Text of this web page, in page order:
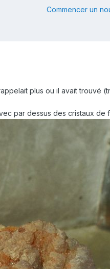
Commencer un
plus ou il avait trouvé
par dessus des cristaux de